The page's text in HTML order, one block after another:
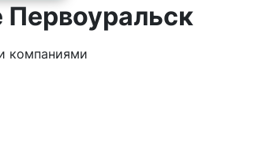
Первоуральск
компаниями